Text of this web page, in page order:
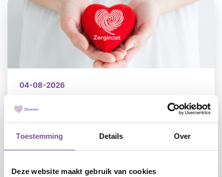
Toestemming Details Over
Deze website maakt gebruik van cookies
04-08-2026
Zorginzet: helpt u mee deze zomer?